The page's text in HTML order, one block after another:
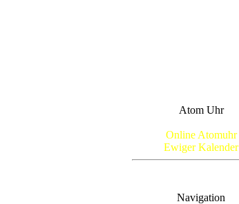
Atom Uhr
Online Atomuhr
Ewiger Kalender
Navigation